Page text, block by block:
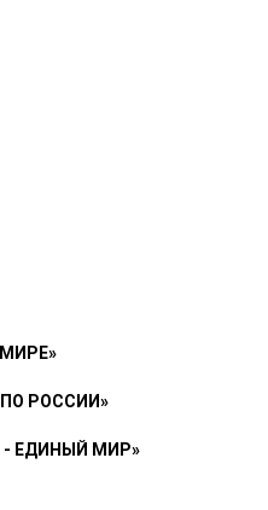
РОССИИ»
- ЕДИНЫЙ МИР»